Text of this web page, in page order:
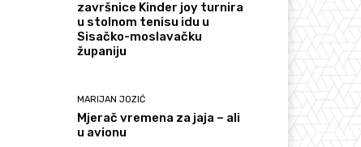
završnice Kinder joy turnira
u stolnom tenisu idu u
Sisačko-moslavačku
županiju
MARIJAN JOZIĆ
Mjerač vremena za jaja – ali
u avionu